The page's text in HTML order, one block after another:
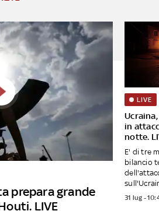
prepara grande
LIVE
in
notte.
LIVE
E' di tre
bilancio
31 lug -